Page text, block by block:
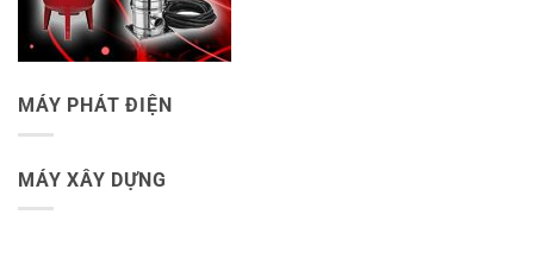
MÁY PHÁT ĐIỆN
MÁY XÂY DỰNG